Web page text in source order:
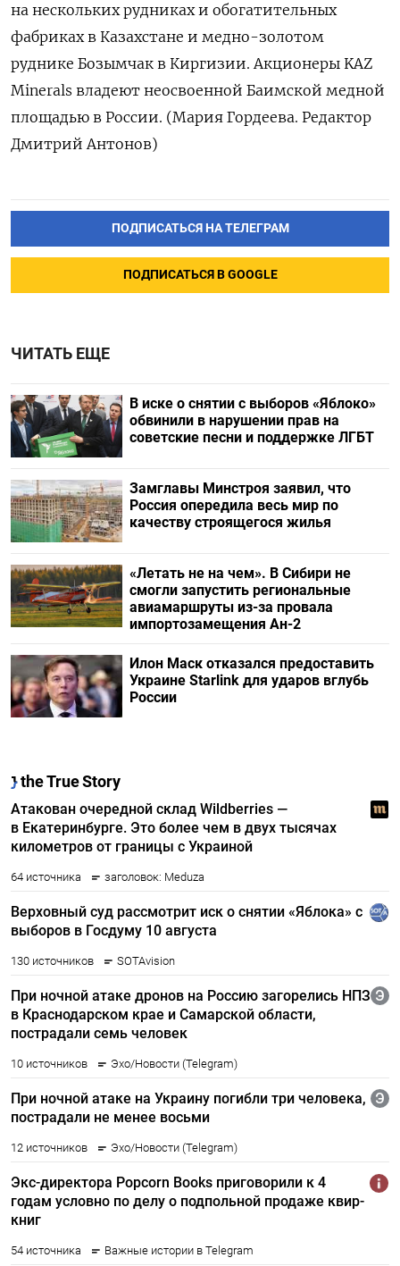
на нескольких рудниках и обогатительных
фабриках в Казахстане и медно-золотом
руднике Бозымчак в Киргизии. Акционеры KAZ
Minerals владеют неосвоенной Баимской медной
площадью в России. (Мария Гордеева. Редактор
Дмитрий Антонов)
ПОДПИСАТЬСЯ НА ТЕЛЕГРАМ
ПОДПИСАТЬСЯ В GOOGLE
ЧИТАТЬ ЕЩЕ
В иске о снятии с выборов «Яблоко»
обвинили в нарушении прав на
советские песни и поддержке ЛГБТ
Замглавы Минстроя заявил, что
Россия опередила весь мир по
качеству строящегося жилья
«Летать не на чем». В Сибири не
смогли запустить региональные
авиамаршруты из-за провала
импортозамещения Ан-2
Илон Маск отказался предоставить
Украине Starlink для ударов вглубь
России